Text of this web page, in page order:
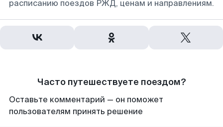
расписанию поездов РЖД, ценам и направлениям.
Часто путешествуете поездом?
Оставьте комментарий — он поможет
пользователям принять решение